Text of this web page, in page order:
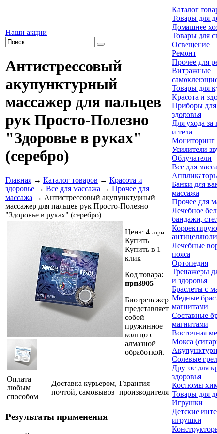
Наши акции
Антистрессовый
акупунктурный
массажер для пальцев
рук Просто-Полезно
"Здоровье в руках"
(серебро)
Главная → Каталог товаров → Красота и
здоровье → Все для массажа → Прочее для
массажа → Антистрессовый акупунктурный
массажер для пальцев рук Просто-Полезно
"Здоровье в руках" (серебро)
Цена: 4 лари
Купить
Купить в 1
клик
Код товара:
прп3905
Биотренажер
представляет
собой
пружинное
кольцо с
алмазной
обработкой.
Оплата
любым
способом
Доставка курьером,
почтой, самовывоз
Гарантия
производителя
Результаты применения
Каталог
Товары для
Домашнее
Товары для
Освещение
Ремонт
Прочее для
Витражные
Товары для
Красота и
Приборы для
здоровья
Для ухода за
и тела
Мониторинг
Усилители
Облучатели
Все для
Банки для
массажа
Прочее для
Лечебное
бандажи,
Лечебные
пояса
Ортопедия
Тренажеры
и здоровья
Браслеты с
Медные
магнитами
Составные
магнитами
Восточная
Мокса
Солевые
Другое для
здоровья
Костюмы
Товары для
Игрушки
Детские
игрушки